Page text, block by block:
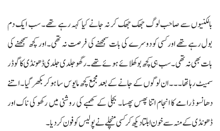
بالکنیوں سے صاحب لوگ جھک جھک کر نہ جانے کیا کہہ رہے تھے۔ سب ایک دم
بول رہے تھے اور کسی کو دوسرے کی بات سمجھنے کی فرصت نہ تھی۔ اور کچھ سمجھنے کی
بات بھی نہ تھی۔ سب ہی کچھ بوکھلائے ہوئے تھے۔ رگھو جلدی جلدی ڈھونڈی کا گوڈر
سمیٹ رہا تھا۔۔۔ ان لوگوں کے جانے کے بعد مجمع کچھ مایوس سا ہوکر بکھر گیا۔ اتنے
دھانسو ڈرامے کا انجام اتنا پھس پھسا۔ بجلی کے کھمبے کی روشنی میں رکھو کی ناک اور
ڈھونڈی کے منہ سے خون ابلتا دیکھ کر کسی منچلے نے پولیس کو فون کردیا۔